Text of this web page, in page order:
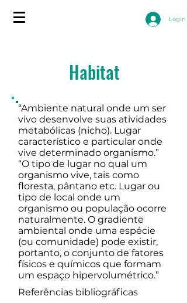
Login
Habitat
“Ambiente natural onde um ser
vivo desenvolve suas atividades
metabólicas (nicho). Lugar
característico e particular onde
vive determinado organismo.”
“O tipo de lugar no qual um
organismo vive, tais como
floresta, pântano etc. Lugar ou
tipo de local onde um
organismo ou população ocorre
naturalmente. O gradiente
ambiental onde uma espécie
(ou comunidade) pode existir,
portanto, o conjunto de fatores
físicos e químicos que formam
um espaço hipervolumétrico.”
Referências bibliográficas